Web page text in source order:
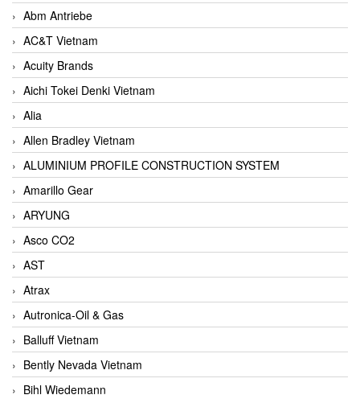
Abm Antriebe
AC&T Vietnam
Acuity Brands
Aichi Tokei Denki Vietnam
Alia
Allen Bradley Vietnam
ALUMINIUM PROFILE CONSTRUCTION SYSTEM
Amarillo Gear
ARYUNG
Asco CO2
AST
Atrax
Autronica-Oil & Gas
Balluff Vietnam
Bently Nevada Vietnam
Bihl Wiedemann